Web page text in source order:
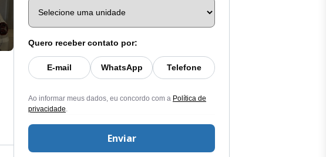
Quero receber contato por:
E-mail WhatsApp Telefone
Ao informar meus dados, eu concordo com a Política de
privacidade.
Enviar